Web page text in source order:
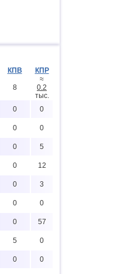
КПВ
КПР
8
≈
0.2
тыс.
0 0
0 0
0 5
0 12
0 3
0 0
0 57
5 0
0 0